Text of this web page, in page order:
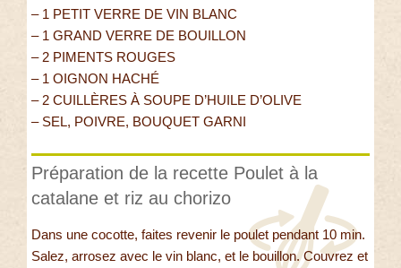
– 1 PETIT VERRE DE VIN BLANC
– 1 GRAND VERRE DE BOUILLON
– 2 PIMENTS ROUGES
– 1 OIGNON HACHÉ
– 2 CUILLÈRES À SOUPE D’HUILE D’OLIVE
– SEL, POIVRE, BOUQUET GARNI
Préparation de la recette Poulet à la
catalane et riz au chorizo
Dans une cocotte, faites revenir le poulet pendant 10 min.
Salez, arrosez avec le vin blanc, et le bouillon. Couvrez et